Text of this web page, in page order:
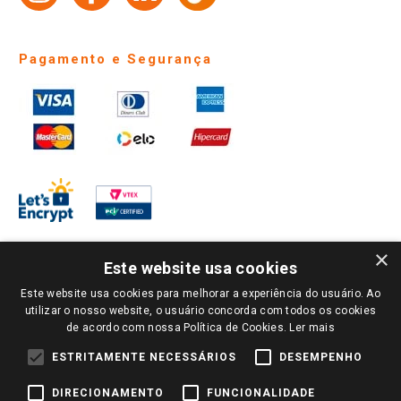
Pagamento e Segurança
PARA VER OS PREÇOS DA SUA REGIÃO, FAÇA LOGIN E SELECIONE A LOJA DE
SUA PREFERÊNCIA. SOMENTE APÓS O LOGIN, OS PREÇOS DA SUA REGIÃO OU
LOJA SERÃO CARREGADOS.
TODOS OS PREÇOS E CONDIÇÕES COMERCIAIS DESTE SITE SÃO VÁLIDOS APENAS
PARA COMPRAS REALIZADAS NO GIASSI.COM.BR E NA LOJA SELECIONADA
PREÇOS PARA AS VENDAS ONLINE DIVULGADOS NO SITE PREVALECEM ANTE
×
Este website usa cookies
Este website usa cookies para melhorar a experiência do usuário. Ao
utilizar o nosso website, o usuário concorda com todos os cookies
de acordo com nossa Política de Cookies. Ler mais
ESTRITAMENTE NECESSÁRIOS DESEMPENHO
DIRECIONAMENTO FUNCIONALIDADE